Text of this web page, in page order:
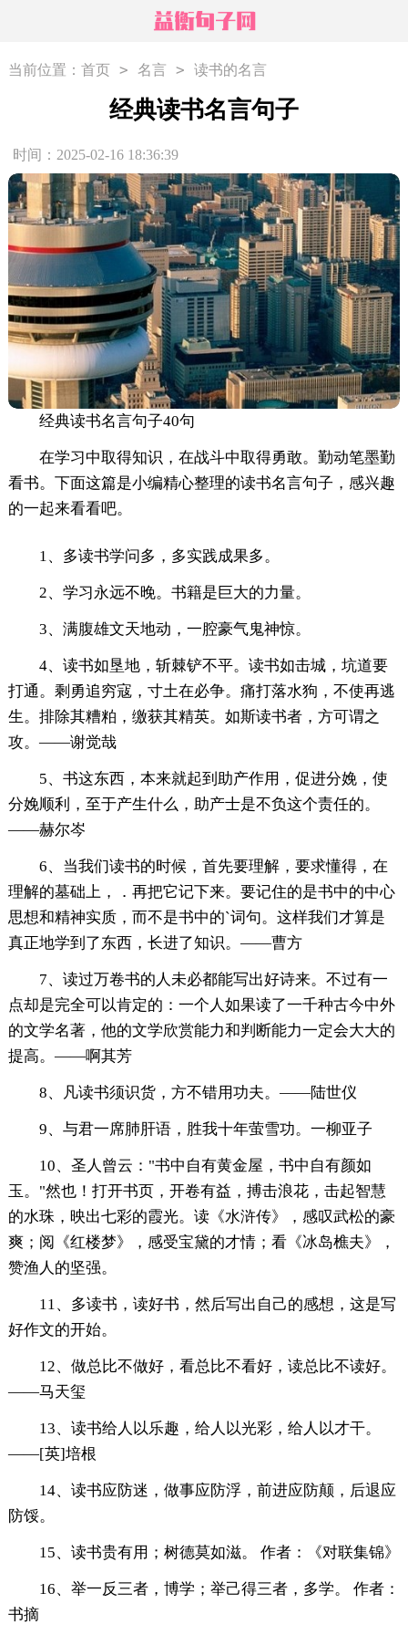
当前位置： 首页 > 名言 > 读书的名言
经典读书名言句子
时间：2025-02-16 18:36:39
经典读书名言句子40句
在学习中取得知识，在战斗中取得勇敢。勤动笔墨勤
看书。下面这篇是小编精心整理的读书名言句子，感兴趣
的一起来看看吧。
1、多读书学问多，多实践成果多。
2、学习永远不晚。书籍是巨大的力量。
3、满腹雄文天地动，一腔豪气鬼神惊。
4、读书如垦地，斩棘铲不平。读书如击城，坑道要
打通。剩勇追穷寇，寸土在必争。痛打落水狗，不使再逃
生。排除其糟粕，缴获其精英。如斯读书者，方可谓之
攻。——谢觉哉
5、书这东西，本来就起到助产作用，促进分娩，使
分娩顺利，至于产生什么，助产士是不负这个责任的。
——赫尔岑
6、当我们读书的时候，首先要理解，要求懂得，在
理解的墓础上，．再把它记下来。要记住的是书中的中心
思想和精神实质，而不是书中的`词句。这样我们才算是
真正地学到了东西，长进了知识。——曹方
7、读过万卷书的人未必都能写出好诗来。不过有一
点却是完全可以肯定的：一个人如果读了一千种古今中外
的文学名著，他的文学欣赏能力和判断能力一定会大大的
提高。——啊其芳
8、凡读书须识货，方不错用功夫。——陆世仪
9、与君一席肺肝语，胜我十年萤雪功。一柳亚子
10、圣人曾云："书中自有黄金屋，书中自有颜如
玉。"然也！打开书页，开卷有益，搏击浪花，击起智慧
的水珠，映出七彩的霞光。读《水浒传》，感叹武松的豪
爽；阅《红楼梦》，感受宝黛的才情；看《冰岛樵夫》，
赞渔人的坚强。
11、多读书，读好书，然后写出自己的感想，这是写
好作文的开始。
12、做总比不做好，看总比不看好，读总比不读好。
——马天玺
13、读书给人以乐趣，给人以光彩，给人以才干。
——[英]培根
14、读书应防迷，做事应防浮，前进应防颠，后退应
防馁。
15、读书贵有用；树德莫如滋。 作者：《对联集锦》
16、举一反三者，博学；举己得三者，多学。 作者：
书摘